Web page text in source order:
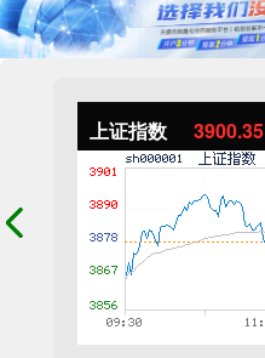
上证指数 3900.35